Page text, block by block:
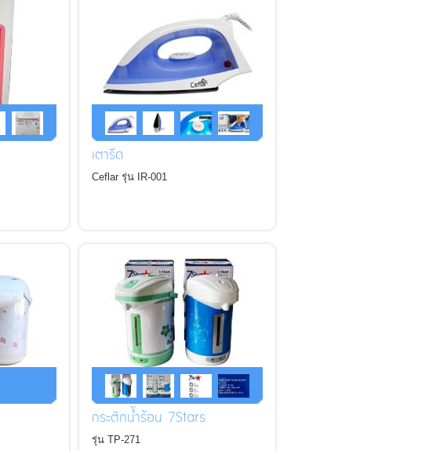
เตารีด
Ceflar รุ่น IR-001
กระติกน้ำร้อน 7Stars
รุ่น TP-271